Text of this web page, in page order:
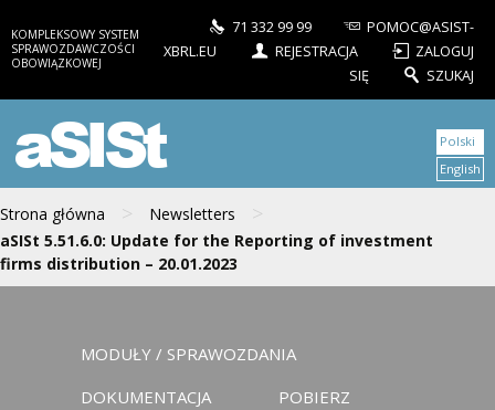
KOMPLEKSOWY SYSTEM
SPRAWOZDAWCZOŚCI
OBOWIĄZKOWEJ
71 332 99 99
POMOC@ASIST-
XBRL.EU
REJESTRACJA
ZALOGUJ
SIĘ
SZUKAJ
aSISt
Strona główna > Newsletters >
aSISt 5.51.6.0: Update for the Reporting of investment
firms distribution – 20.01.2023
Polski
English
MODUŁY / SPRAWOZDANIA
DOKUMENTACJA
POBIERZ